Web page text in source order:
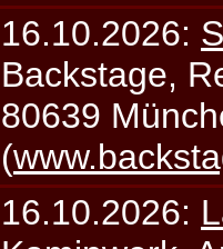
16.10.2026:
Backstage,
80639
(
16.10.2026: